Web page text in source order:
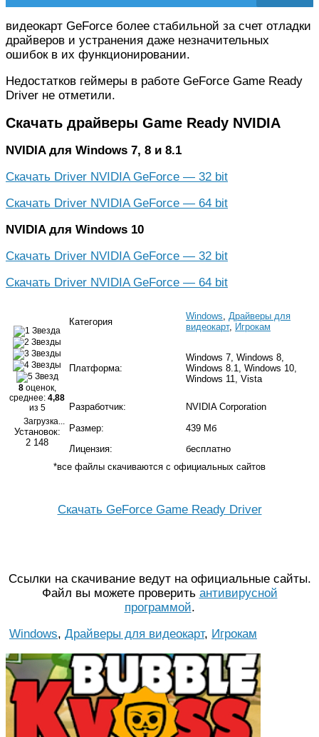
видеокарт GeForce более стабильной за счет отладки
драйверов и устранения даже незначительных
ошибок в их функционировании.
Недостатков геймеры в работе GeForce Game Ready
Driver не отметили.
Скачать драйверы Game Ready NVIDIA
NVIDIA для Windows 7, 8 и 8.1
Скачать Driver NVIDIA GeForce — 32 bit
Скачать Driver NVIDIA GeForce — 64 bit
NVIDIA для Windows 10
Скачать Driver NVIDIA GeForce — 32 bit
Скачать Driver NVIDIA GeForce — 64 bit
8оценок,
среднее: 4,88
из 5
Загрузка...
Установок:
2 148
Категория
Windows
Драйверы для
видеокарт, Игрокам
Платформа:
Windows 7, Windows 8,
Windows 8.1, Windows 10,
Windows 11, Vista
Разработчик:
NVIDIA Corporation
Размер:
439 Мб
Лицензия:
бесплатно
*все файлы скачиваются с официальных сайтов
Скачать GeForce Game Ready Driver
Ссылки на скачивание ведут на официальные сайты.
Файл вы можете проверить антивирусной
программой.
Windows, Драйверы для видеокарт, Игрокам